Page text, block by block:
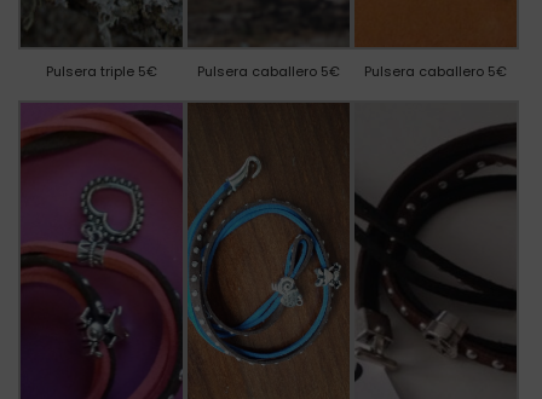
Pulsera triple 5€ Pulsera caballero 5€ Pulsera caballero 5€